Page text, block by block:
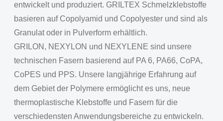
entwickelt und produziert. GRILTEX Schmelzklebstoffe
basieren auf Copolyamid und Copolyester und sind als
Granulat oder in Pulverform erhältlich.
GRILON, NEXYLON und NEXYLENE sind unsere
technischen Fasern basierend auf PA 6, PA66, CoPA,
CoPES und PPS. Unsere langjährige Erfahrung auf
dem Gebiet der Polymere ermöglicht es uns, neue
thermoplastische Klebstoffe und Fasern für die
verschiedensten Anwendungsbereiche zu entwickeln.